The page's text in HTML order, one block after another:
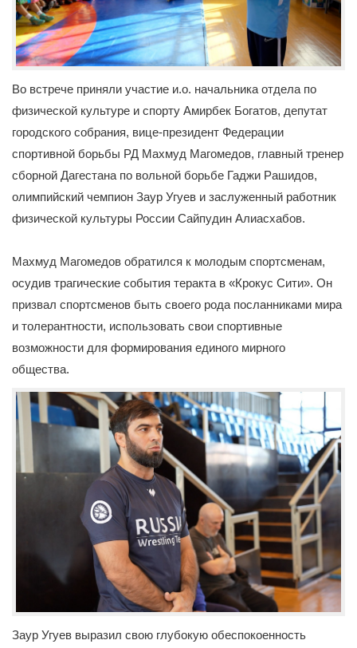
Во встрече приняли участие и.о. начальника отдела по
физической культуре и спорту Амирбек Богатов, депутат
городского собрания, вице-президент Федерации
спортивной борьбы РД Махмуд Магомедов, главный тренер
сборной Дагестана по вольной борьбе Гаджи Рашидов,
олимпийский чемпион Заур Угуев и заслуженный работник
физической культуры России Сайпудин Алиасхабов.
Махмуд Магомедов обратился к молодым спортсменам,
осудив трагические события теракта в «Крокус Сити». Он
призвал спортсменов быть своего рода посланниками мира
и толерантности, использовать свои спортивные
возможности для формирования единого мирного
общества.
Заур Угуев выразил свою глубокую обеспокоенность